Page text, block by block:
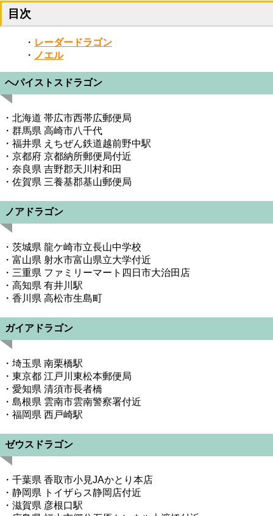
目次
・ レーダードラゴン
・ ノエル
ヘパイストスドラゴン
・北海道 帯広市西帯広郵便局
・群馬県 高崎市八千代
・福井県 えちぜん鉄道越前野中駅
・京都府 京都納所郵便局付近
・奈良県 吉野郡天川村和田
・佐賀県 三養基郡基山郵便局
ノアドラゴン
・茨城県 龍ケ崎市立長山中学校
・富山県 射水市富山県立大学付近
・三重県 ファミリーマート四日市大治田店
・高知県 有井川駅
・香川県 高松市生島町
ガイアドラゴン
・埼玉県 南栗橋駅
・東京都 江戸川東松本郵便局
・愛知県 清須市長者橋
・島根県 雲南市雲南警察署付近
・福岡県 西戸崎駅
ゼウスドラゴン
・千葉県 香取市小見JAかとり本店
・静岡県 トイザらス静岡店付近
・滋賀県 彦根口駅